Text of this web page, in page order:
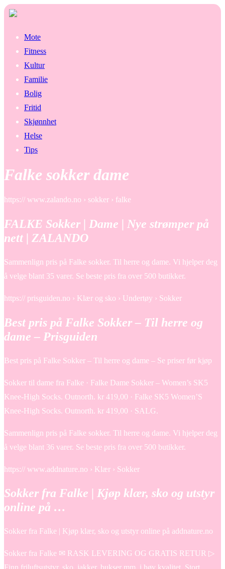
Mote
Fitness
Kultur
Familie
Bolig
Fritid
Skjønnhet
Helse
Tips
Falke sokker dame
https:// www.zalando.no › sokker › falke
FALKE Sokker | Dame | Nye strømper på
nett | ZALANDO
Sammenlign pris på Falke sokker. Til herre og dame. Vi hjelper deg
å velge blant 35 varer. Se beste pris fra over 500 butikker.
https:// prisguiden.no › Klær og sko › Undertøy › Sokker
Best pris på Falke Sokker – Til herre og
dame – Prisguiden
Best pris på Falke Sokker – Til herre og dame – Se priser før kjøp
Sokker til dame fra Falke · Falke Dame Sokker – Women’s SK5
Knee-High Socks. Outnorth. kr 419,00 · Falke SK5 Women’S
Knee-High Socks. Outnorth. kr 419,00 · SALG.
Sammenlign pris på Falke sokker. Til herre og dame. Vi hjelper deg
å velge blant 36 varer. Se beste pris fra over 500 butikker.
https:// www.addnature.no › Klær › Sokker
Sokker fra Falke | Kjøp klær, sko og utstyr
online på …
Sokker fra Falke | Kjøp klær, sko og utstyr online på addnature.no
Sokker fra Falke ✉ RASK LEVERING OG GRATIS RETUR ▷